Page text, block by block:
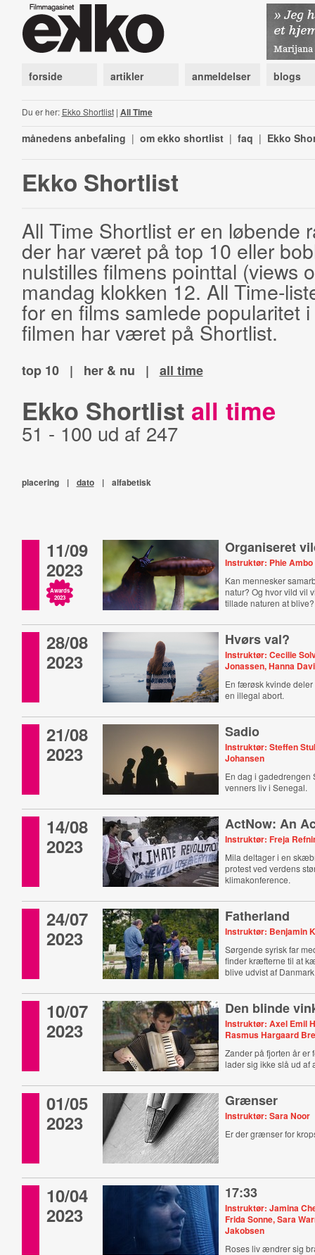
forside artikler anmeldelser blogs
Du er her: Ekko Shortlist| All Time
månedens anbefaling | om ekko shortlist | faq | Ekko
Ekko Shortlist
All Time Shortlist er en løbende
der har været på top 10 eller
nulstilles filmens pointtal (views
mandag klokken 12. All Time-
for en films samlede popularitet
filmen har været på Shortlist.
top 10 | her & nu | all time
Ekko Shortlist all time
51 - 100 ud af 247
placering | dato | alfabetisk
11/09
2023
Awards
2023
Organiseret
Instruktør: Phie Ambo
Kan mennesker
natur? Og hvor vild vil
tillade naturen at blive?
28/08
2023
Hvørs val?
Instruktør: Cecilie
Jonassen, Hanna
En færøsk kvinde
en illegal abort.
21/08
2023
Sadio
Instruktør: Steffen
Johansen
En dag i gadedrengen
venners liv i Senegal.
14/08
2023
ActNow: An
Instruktør: Freja
Mila deltager i en
protest ved verdens
klimakonference.
24/07
2023
Fatherland
Instruktør: Benjamin
Sørgende syrisk far
finder kræfterne til at
blive udvist af
10/07
2023
Den blinde
Instruktør: Axel Emil
Rasmus Hargaard
Zander på fjorten år er
lader sig ikke slå ud af
01/05
2023
Grænser
Instruktør: Sara Noor
Er der grænser for
10/04
2023
17:33
Instruktør: Jamina
Frida Sonne, Sara
Jakobsen
Roses liv ændrer sig